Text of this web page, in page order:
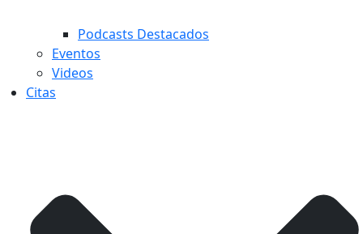
Podcasts Destacados
Eventos
Videos
Citas